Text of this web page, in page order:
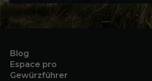
Blog
Espace pro
Gewürzführer